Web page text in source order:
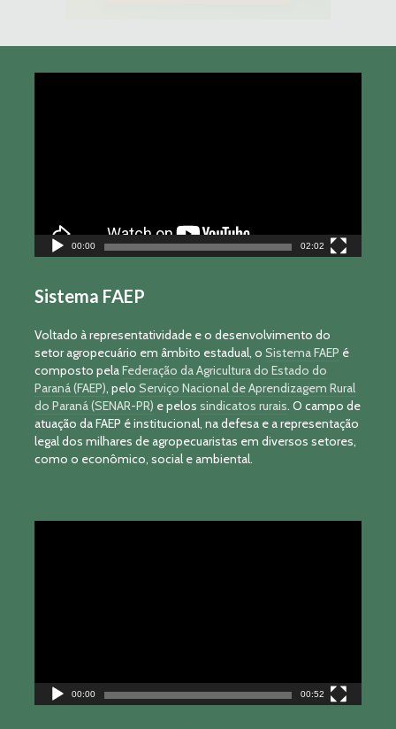
00:00 02:02
Sistema FAEP
Voltado à representatividade e o desenvolvimento do
setor agropecuário em âmbito estadual, o Sistema FAEP é
composto pelaFederação da Agricultura do Estado do
Paraná (FAEP), pelo Serviço Nacional de Aprendizagem Rural
do Paraná (SENAR-PR) e pelos sindicatos rurais. O campo de
atuação da FAEP é institucional, na defesa e a representação
legal dos milhares de agropecuaristas em diversos setores,
como o econômico, social e ambiental.
00:00 00:52